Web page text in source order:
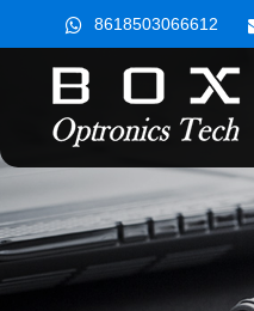
8618503066612